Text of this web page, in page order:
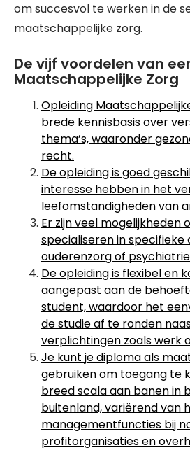
om succesvol te werken in de
maatschappelijke zorg.
De vijf voordelen van
Maatschappelijke Zorg
Opleiding
brede kennisbasis over
thema’s, waaronder
recht.
De opleiding is goed
interesse hebben in het
leefomstandigheden van
Er zijn veel mogelijkheden
specialiseren in specifieke
ouderenzorg of
De opleiding is flexibel en
aangepast aan de
student, waardoor het
de studie af te ronden
verplichtingen zoals werk
Je kunt je diploma als
gebruiken om toegang te
breed scala aan banen in
buitenland, variërend van
managementfuncties bij
profitorganisaties en